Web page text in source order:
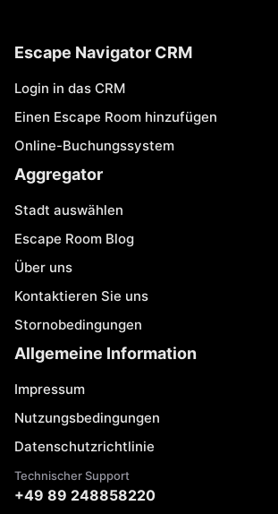
Escape Navigator CRM
Login in das CRM
Einen Escape Room hinzufügen
Online-Buchungssystem
Aggregator
Stadt auswählen
Escape Room Blog
Über uns
Kontaktieren Sie uns
Stornobedingungen
Allgemeine Information
Impressum
Nutzungsbedingungen
Datenschutzrichtlinie
Technischer Support
+49 89 248858220